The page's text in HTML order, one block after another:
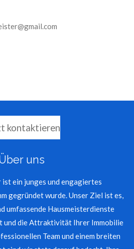
kontaktieren
uns
ein junges und engagiertes
gegründet wurde. Unser Ziel ist es,
umfassende Hausmeisterdienste
und die Attraktivität Ihrer Immobilie
Team und einem breiten